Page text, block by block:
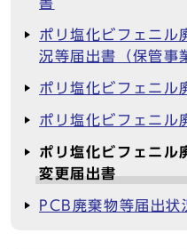
ポリ塩化ビフェニル
況等届出書（保管事
ポリ塩化ビフェニル
ポリ塩化ビフェニル
ポリ塩化ビフェニル
変更届出書
PCB廃棄物等届出状